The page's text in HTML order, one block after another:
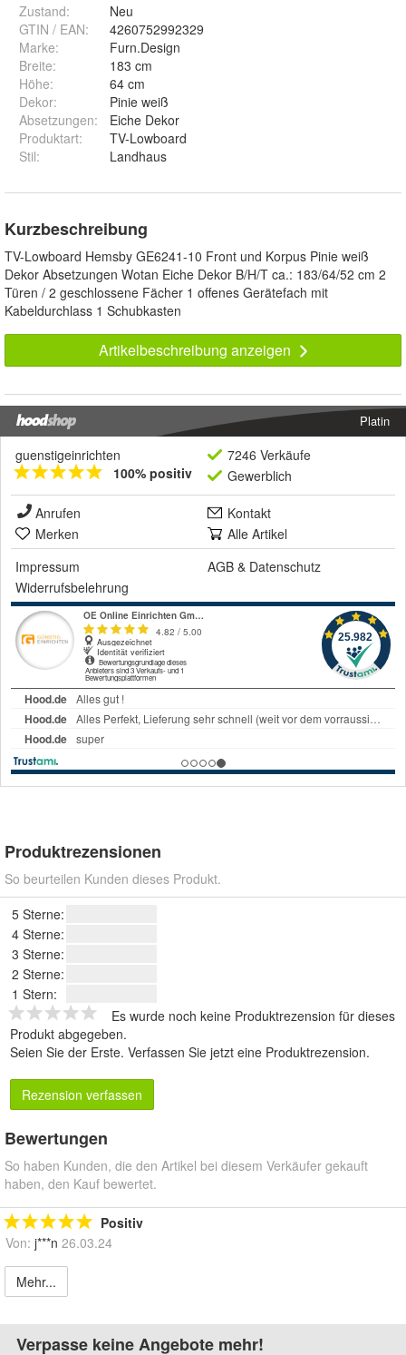
Zustand:
Neu
GTIN / EAN:
4260752992329
Marke:
Furn.Design
Breite:
183 cm
Höhe:
64 cm
Dekor:
Pinie weiß
Absetzungen:
Eiche Dekor
Produktart:
TV-Lowboard
Stil: Landhaus
Kurzbeschreibung
TV-Lowboard Hemsby GE6241-10 Front und Korpus Pinie weiß
Dekor Absetzungen Wotan Eiche Dekor B/H/T ca.: 183/64/52 cm 2
Türen / 2 geschlossene Fächer 1 offenes Gerätefach mit
Kabeldurchlass 1 Schubkasten
Artikelbeschreibung anzeigen
Platin
guenstigeinrichten
100% positiv
7246 Verkäufe
Gewerblich
Anrufen
Kontakt
Merken
Alle Artikel
Impressum
AGB & Datenschutz
Widerrufsbelehrung
Produktrezensionen
So beurteilen Kunden dieses Produkt.
5 Sterne:
4 Sterne:
3 Sterne:
2 Sterne:
1 Stern:
Es wurde noch keine Produktrezension für dieses
Produkt abgegeben.
Seien Sie der Erste. Verfassen Sie jetzt eine Produktrezension.
Rezension verfassen
Bewertungen
So haben Kunden, die den Artikel bei diesem Verkäufer gekauft
haben, den Kauf bewertet.
Positiv
Von: j***n 26.03.24
Mehr...
Verpasse keine Angebote mehr!